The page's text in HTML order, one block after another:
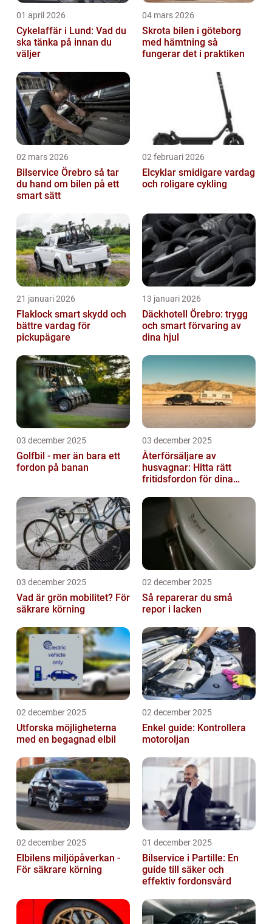
01 april 2026
Cykelaffär i Lund: Vad du
ska tänka på innan du
väljer
04 mars 2026
Skrota bilen i göteborg
med hämtning så
fungerar det i praktiken
02 mars 2026
Bilservice Örebro så tar
du hand om bilen på ett
smart sätt
02 februari 2026
Elcyklar smidigare vardag
och roligare cykling
21 januari 2026
Flaklock smart skydd och
bättre vardag för
pickupägare
13 januari 2026
Däckhotell Örebro: trygg
och smart förvaring av
dina hjul
03 december 2025
Golfbil - mer än bara ett
fordon på banan
03 december 2025
Återförsäljare av
husvagnar: Hitta rätt
fritidsfordon för dina
03 december 2025
Vad är grön mobilitet? För
säkrare körning
02 december 2025
Så reparerar du små
repor i lacken
02 december 2025
Utforska möjligheterna
med en begagnad elbil
02 december 2025
Enkel guide: Kontrollera
motoroljan
02 december 2025
Elbilens miljöpåverkan -
För säkrare körning
01 december 2025
Bilservice i Partille: En
guide till säker och
effektiv fordonsvård